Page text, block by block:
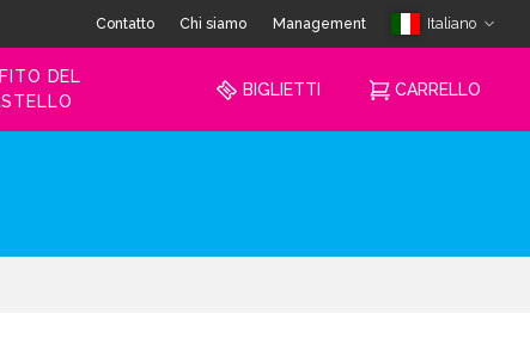
Contatto Chi siamo Management Italiano
DEL
BIGLIETTI CARRELLO